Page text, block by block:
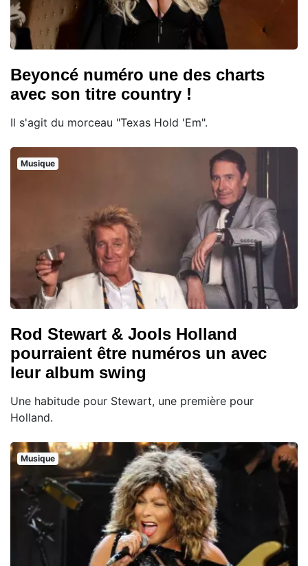
Beyoncé numéro une des charts
avec son titre country !
Il s'agit du morceau "Texas Hold 'Em".
Musique
Rod Stewart & Jools Holland
pourraient être numéros un avec
leur album swing
Une habitude pour Stewart, une première pour
Holland.
Musique